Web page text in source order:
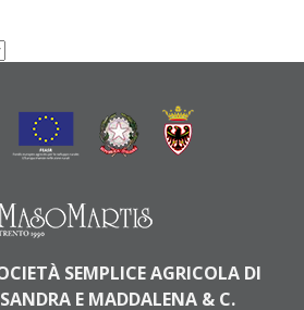
SEMPLICE AGRICOLA DI
E MADDALENA & C.